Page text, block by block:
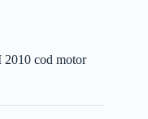
2010 cod motor